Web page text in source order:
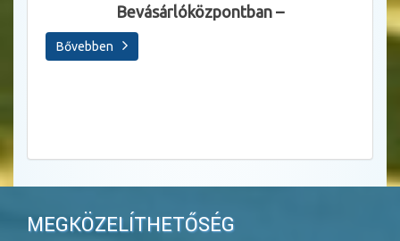
Bevásárlóközpontban –
Bővebben
MEGKÖZELÍTHETŐSÉG